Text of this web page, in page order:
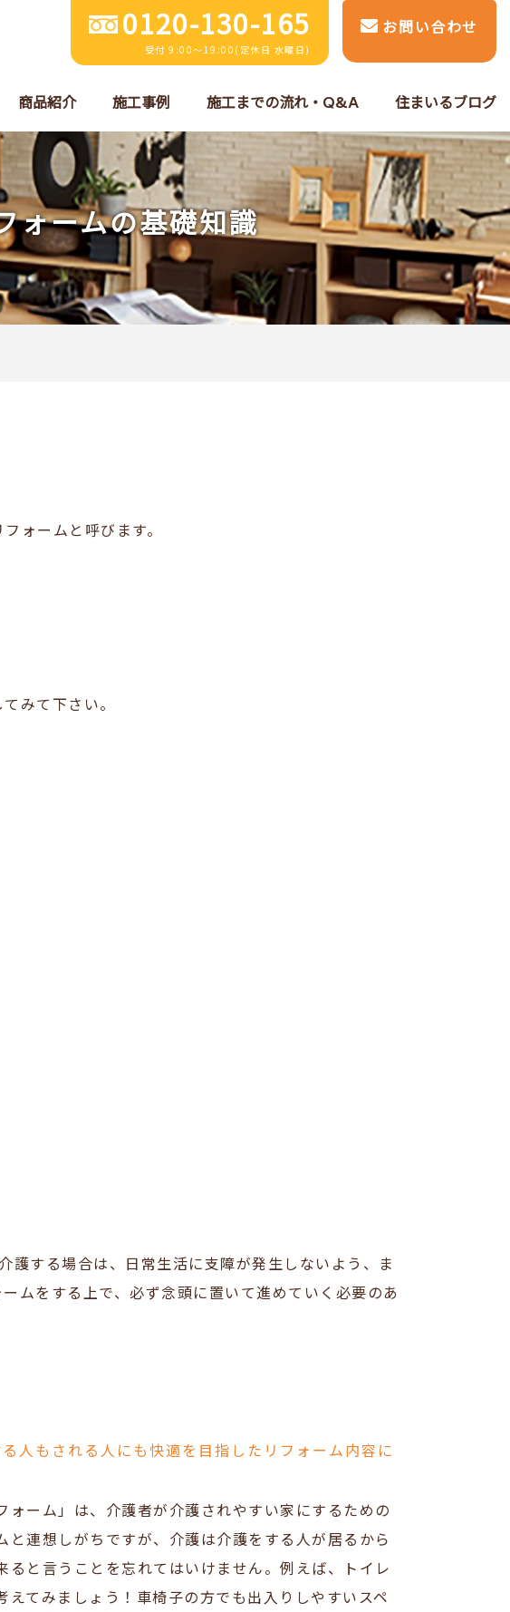
0120-130-165
受付 9:00～19:00(定休日 水曜日)
お問い合わせ
商品紹介 施工事例 施工までの流れ・Q&A 住まいるブログ
ォームの基礎知識
ォームと呼びます。
みて下さい。
する場合は、日常生活に支障が発生しないよう、ま
ームをする上で、必ず念頭に置いて進めていく必要のあ
人もされる人にも快適を目指したリフォーム内容に
ォーム」は、介護者が介護されやすい家にするための
と連想しがちですが、介護は介護をする人が居るから
ると言うことを忘れてはいけません。例えば、トイレ
えてみましょう！車椅子の方でも出入りしやすいスペ